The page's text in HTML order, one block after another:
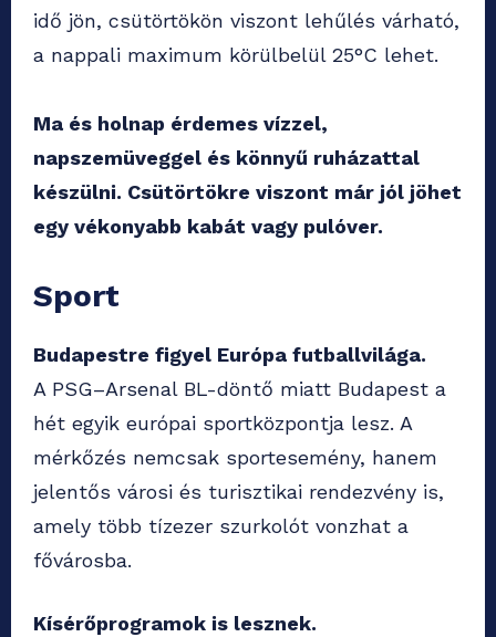
idő jön, csütörtökön viszont lehűlés várható,
a nappali maximum körülbelül 25°C lehet.
Ma és holnap érdemes vízzel,
napszemüveggel és könnyű ruházattal
készülni. Csütörtökre viszont már jól jöhet
egy vékonyabb kabát vagy pulóver.
Sport
Budapestre figyel Európa futballvilága.
A PSG–Arsenal BL-döntő miatt Budapest a
hét egyik európai sportközpontja lesz. A
mérkőzés nemcsak sportesemény, hanem
jelentős városi és turisztikai rendezvény is,
amely több tízezer szurkolót vonzhat a
fővárosba.
Kísérőprogramok is lesznek.